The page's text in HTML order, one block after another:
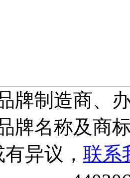
牌制造商、
牌名称及商
异议， 联系